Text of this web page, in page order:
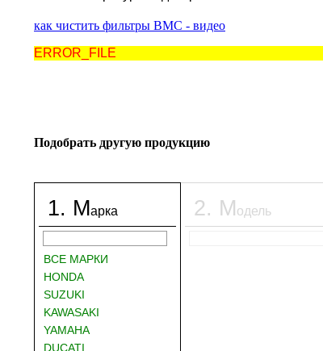
как чистить фильтры BMC - видео
ERROR_FILE
Подобрать другую продукцию
1. Марка
ВСЕ МАРКИ
HONDA
SUZUKI
KAWASAKI
YAMAHA
DUCATI
2. Модель